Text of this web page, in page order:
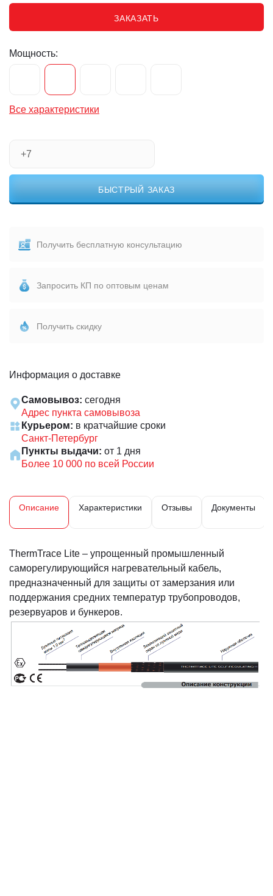
ЗАКАЗАТЬ
Мощность:
Все характеристики
БЫСТРЫЙ ЗАКАЗ
Получить бесплатную консультацию
Запросить КП по оптовым ценам
Получить скидку
Информация о доставке
Самовывоз: сегодня
Адрес пункта самовывоза
Курьером: в кратчайшие сроки
Санкт-Петербург
Пункты выдачи: от 1 дня
Более 10 000 по всей России
Описание Характеристики Отзывы Документы
ThermTrace Lite – упрощенный промышленный
саморегулирующийся нагревательный кабель,
предназначенный для защиты от замерзания или
поддержания средних температур трубопроводов,
резервуаров и бункеров.